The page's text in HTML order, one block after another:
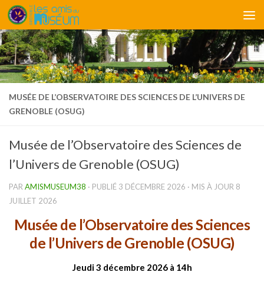
Skip to content
MUSÉE DE L’OBSERVATOIRE DES SCIENCES DE L’UNIVERS DE
GRENOBLE (OSUG)
Musée de l’Observatoire des Sciences de
l’Univers de Grenoble (OSUG)
PAR AMISMUSEUM38 · PUBLIÉ 3 DÉCEMBRE 2026 · MIS À JOUR 8
JUILLET 2026
Musée de l’Observatoire des Sciences
de l’Univers de Grenoble (OSUG)
Jeudi 3 décembre 2026 à 14h